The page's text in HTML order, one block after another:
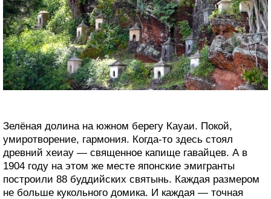
Зелёная долина на южном берегу Кауаи. Покой,
умиротворение, гармония. Когда-то здесь стоял
древний хеиау — священное капище гавайцев. А в
1904 году на этом же месте японские эмигранты
построили 88 буддийских святынь. Каждая размером
не больше кукольного домика. И каждая — точная